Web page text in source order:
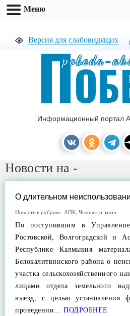
Версия для слабовидящих
pobeda-
П
Информационный портал
Новости на -
О длительном
Новость в рубрике: АПК Человек и закон
По поступившим в Управление
Ростовской, Волгоградской и
Республике Калмыкия
Белокалитвинского района о
участка сельскохозяйственного
лицами отдела земельного
выезд, с целью установления
проведении… ПОДРОБНЕЕ
Меню